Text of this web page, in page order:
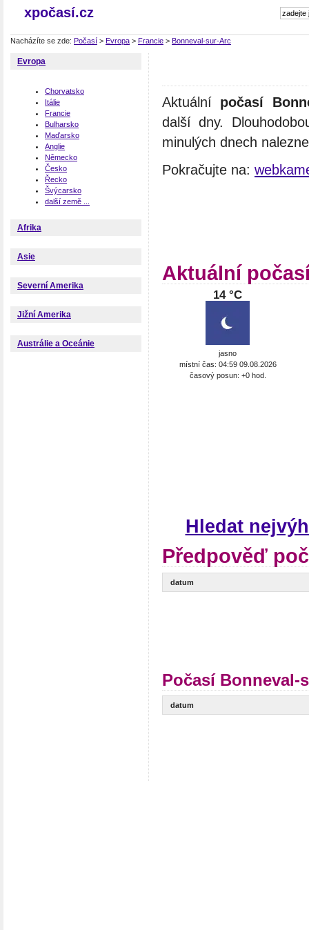
xpočasí.cz
Nacházíte se zde: Počasí > Evropa > Francie > Bonneval-sur-Arc
Evropa
Chorvatsko
Itálie
Francie
Bulharsko
Maďarsko
Anglie
Německo
Česko
Řecko
Švýcarsko
další země ...
Afrika
Asie
Severní Amerika
Jižní Amerika
Austrálie a Oceánie
Aktuální počasí
další dny.
minulých dnech
Pokračujte na:
Aktuální
14 °C
jasno
místní čas: 04:59 09.08.2026
časový posun: +0 hod.
Hledat
Předpověď
datum
Počasí
datum